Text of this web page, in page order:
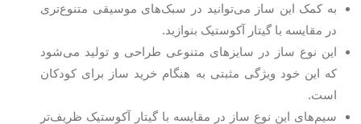
به کمک این ساز می‌توانید در سبک‌های موسیقی متنوع‌تری
در مقایسه با گیتار آکوستیک بنوازید.
این نوع ساز در سایز‌های متنوعی طراحی و تولید می‌شود
که این خود ویژگی مثبتی به هنگام خرید ساز برای کودکان
است.
سیم‌های این نوع ساز در مقایسه با گیتار آکوستیک ظریف‌تر